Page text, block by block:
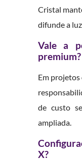
Cristal
difunde a
Vale a
premium?
Em projetos
de custo
ampliada.
X?